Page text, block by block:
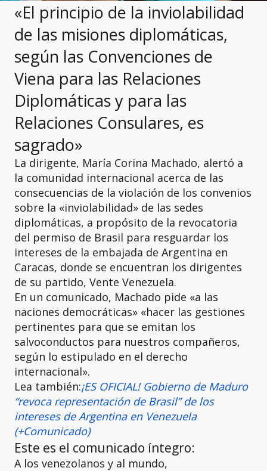
«El principio de la inviolabilidad
de las misiones diplomáticas,
según las Convenciones de
Viena para las Relaciones
Diplomáticas y para las
Relaciones Consulares, es
sagrado»
La dirigente, María Corina Machado, alertó a
la comunidad internacional acerca de las
consecuencias de la violación de los convenios
sobre la «inviolabilidad» de las sedes
diplomáticas, a propósito de la revocatoria
del permiso de Brasil para resguardar los
intereses de la embajada de Argentina en
Caracas, donde se encuentran los dirigentes
de su partido, Vente Venezuela.
En un comunicado, Machado pide «a las
naciones democráticas» «hacer las gestiones
pertinentes para que se emitan los
salvoconductos para nuestros compañeros,
según lo estipulado en el derecho
internacional».
Lea también:¡ES OFICIAL! Gobierno de Maduro
“revoca representación de Brasil” de los
intereses de Argentina en Venezuela
(+Comunicado)
Este es el comunicado íntegro:
A los venezolanos y al mundo,